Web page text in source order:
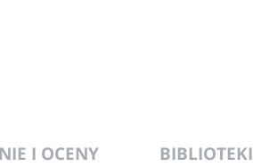
I OCENY BIBLIOTEKI